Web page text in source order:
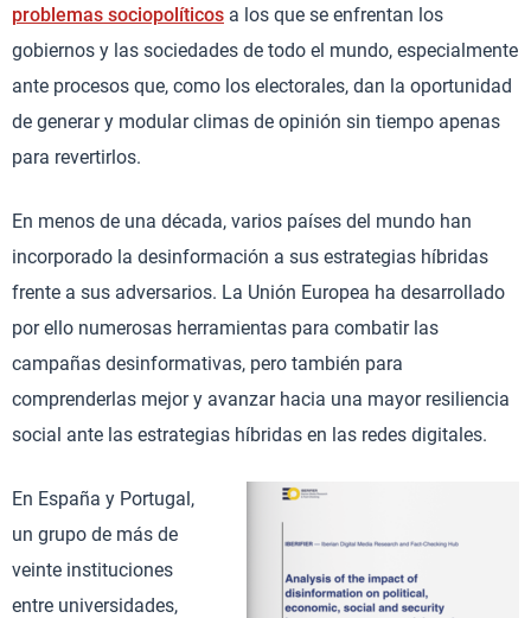
problemas sociopolíticos a los que se enfrentan los
gobiernos y las sociedades de todo el mundo, especialmente
ante procesos que, como los electorales, dan la oportunidad
de generar y modular climas de opinión sin tiempo apenas
para revertirlos.
En menos de una década, varios países del mundo han
incorporado la desinformación a sus estrategias híbridas
frente a sus adversarios. La Unión Europea ha desarrollado
por ello numerosas herramientas para combatir las
campañas desinformativas, pero también para
comprenderlas mejor y avanzar hacia una mayor resiliencia
social ante las estrategias híbridas en las redes digitales.
En España y Portugal,
un grupo de más de
veinte instituciones
entre universidades,